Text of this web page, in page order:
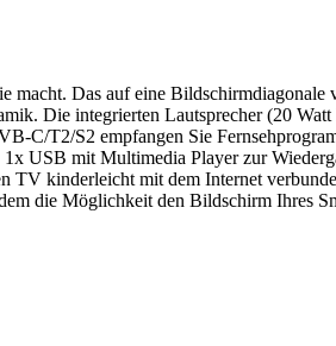
macht. Das auf eine
Die integrierten Lautsprecher (20
C/T2/S2 empfangen Sie
USB mit Multimedia Player zur
kinderleicht mit dem Internet
die Möglichkeit den Bildschirm Ihres